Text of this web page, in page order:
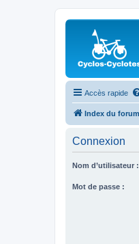
Accès rapide
Index du forum
Connexion
Nom d’utilisateur :
Mot de passe :